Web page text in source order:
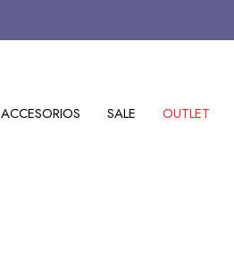
ACCESORIOS SALE OUTLET